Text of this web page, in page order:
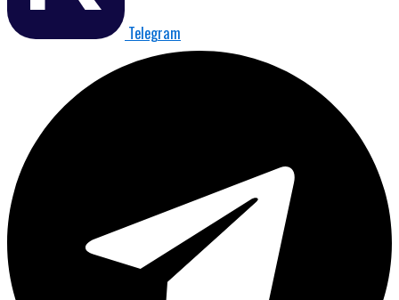
Telegram